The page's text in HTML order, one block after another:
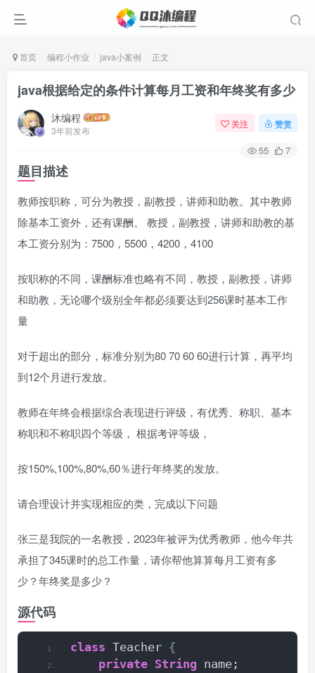
首页 编程小作业 java小案例 正文
java根据给定的条件计算每月工资和年终奖有多少
沐编程
3年前发布
关注 赞赏
55 7
题目描述
教师按职称，可分为教授，副教授，讲师和助教。其中教师
除基本工资外，还有课酬。 教授，副教授，讲师和助教的基
本工资分别为：7500，5500，4200，4100
按职称的不同，课酬标准也略有不同，教授，副教授，讲师
和助教，无论哪个级别全年都必须要达到256课时基本工作
量
对于超出的部分，标准分别为80 70 60 60进行计算，再平均
到12个月进行发放。
教师在年终会根据综合表现进行评级，有优秀、称职、基本
称职和不称职四个等级， 根据考评等级，
按150%,100%,80%,60％进行年终奖的发放。
请合理设计并实现相应的类，完成以下问题
张三是我院的一名教授，2023年被评为优秀教师，他今年共
承担了345课时的总工作量，请你帮他算算每月工资有多
少？年终奖是多少？
源代码
class Teacher {
private String name;